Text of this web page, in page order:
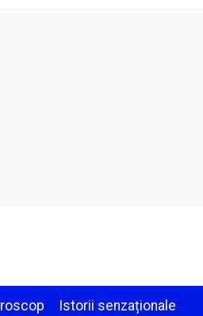
Istorii senzaționale